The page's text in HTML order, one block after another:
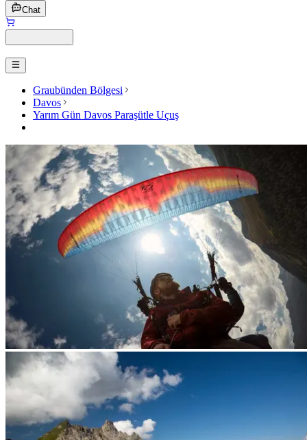
Chat
Graubünden Bölgesi
Davos
Yarım Gün Davos Paraşütle Uçuş